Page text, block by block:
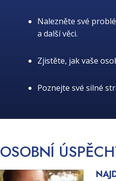
Nalezněte své
a další věci.
Zjistěte, jak vaše
Poznejte své silné
OSOBNÍ